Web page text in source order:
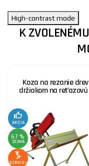
High-contrast mode
K
Koza na rezanie
držiakom na
AKCIA
67 %
ZĽAVA
SERVIS+